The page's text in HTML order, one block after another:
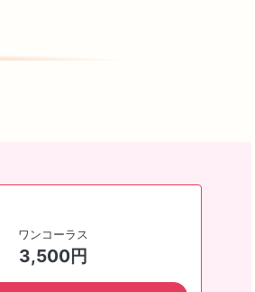
ワンコーラス
3,500円